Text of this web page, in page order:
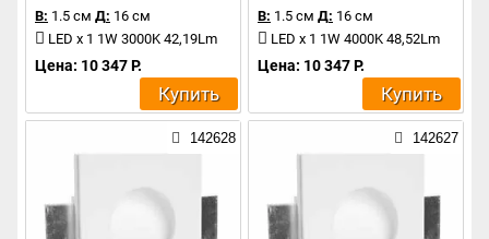
В: 1.5 см Д: 16 см
LED x 1 1W 3000K 42,19Lm
Цена: 10 347 Р.
Купить
В: 1.5 см Д: 16 см
LED x 1 1W 4000K 48,52Lm
Цена: 10 347 Р.
Купить
142628 142627